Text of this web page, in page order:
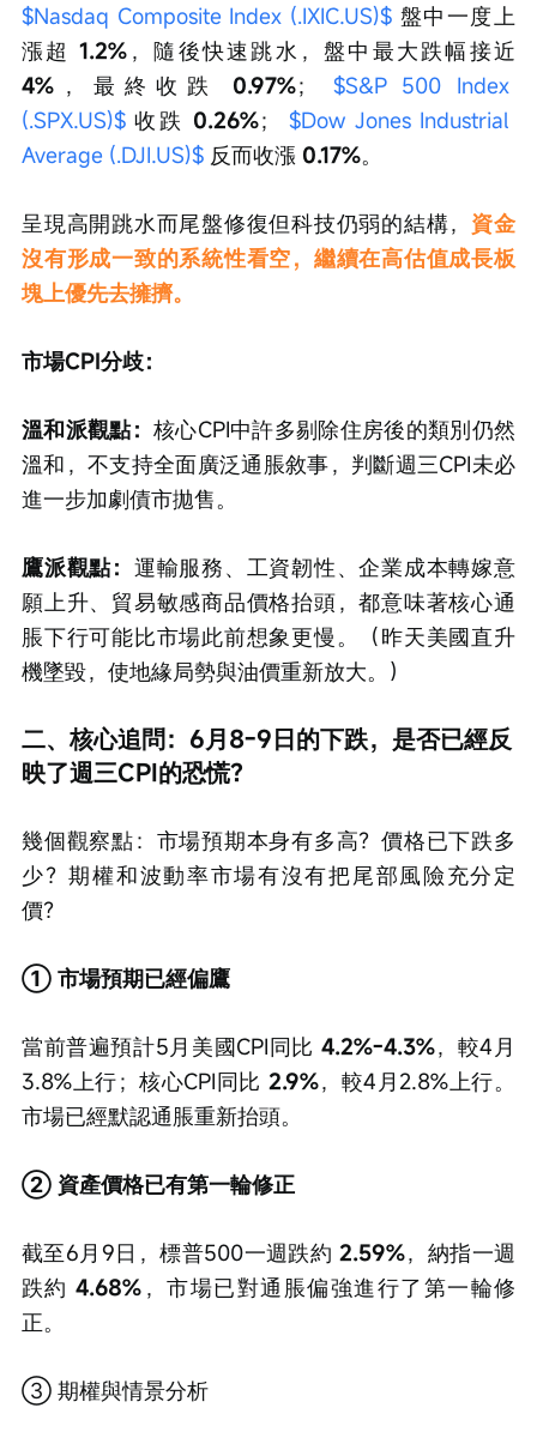
$Nasdaq Composite Index (.IXIC.US)$ 盤中一度上
漲超 1.2%，隨後快速跳水，盤中最大跌幅接近
4% ，最終收跌 0.97%； $S&P 500 Index
(.SPX.US)$ 收跌 0.26%； $Dow Jones Industrial
Average (.DJI.US)$ 反而收漲 0.17%。
呈現高開跳水而尾盤修復但科技仍弱的結構， 資金
沒有形成一致的系統性看空，繼續在高估值成長板
塊上優先去擁擠。
市場CPI分歧：
溫和派觀點： 核心CPI中許多剔除住房後的類別仍然
溫和，不支持全面廣泛通脹敘事，判斷週三CPI未必
進一步加劇債市拋售。
鷹派觀點： 運輸服務、工資韌性、企業成本轉嫁意
願上升、貿易敏感商品價格抬頭，都意味著核心通
脹下行可能比市場此前想象更慢。（昨天美國直升
機墜毀，使地緣局勢與油價重新放大。）
二、核心追問：6月8-9日的下跌，是否已經反
映了週三CPI的恐慌？
幾個觀察點：市場預期本身有多高？價格已下跌多
少？期權和波動率市場有沒有把尾部風險充分定
價？
① 市場預期已經偏鷹
當前普遍預計5月美國CPI同比 4.2%-4.3%，較4月
3.8%上行；核心CPI同比 2.9%，較4月2.8%上行。
市場已經默認通脹重新抬頭。
② 資產價格已有第一輪修正
截至6月9日，標普500一週跌約 2.59%，納指一週
跌約 4.68% ，市場已對通脹偏強進行了第一輪修
正。
③ 期權與情景分析